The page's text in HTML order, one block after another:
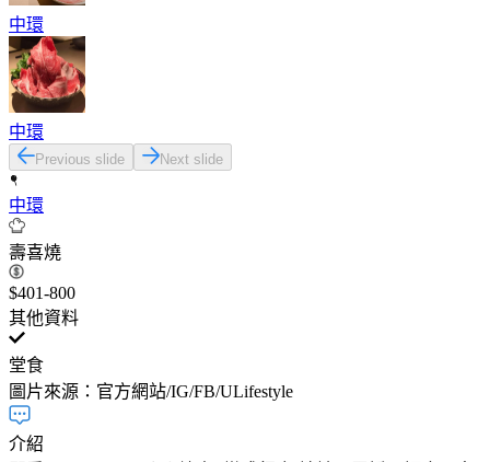
中環
中環
Previous slide Next slide
中環
壽喜燒
$401-800
其他資料
堂食
圖片來源：官方網站/IG/FB/ULifestyle
介紹